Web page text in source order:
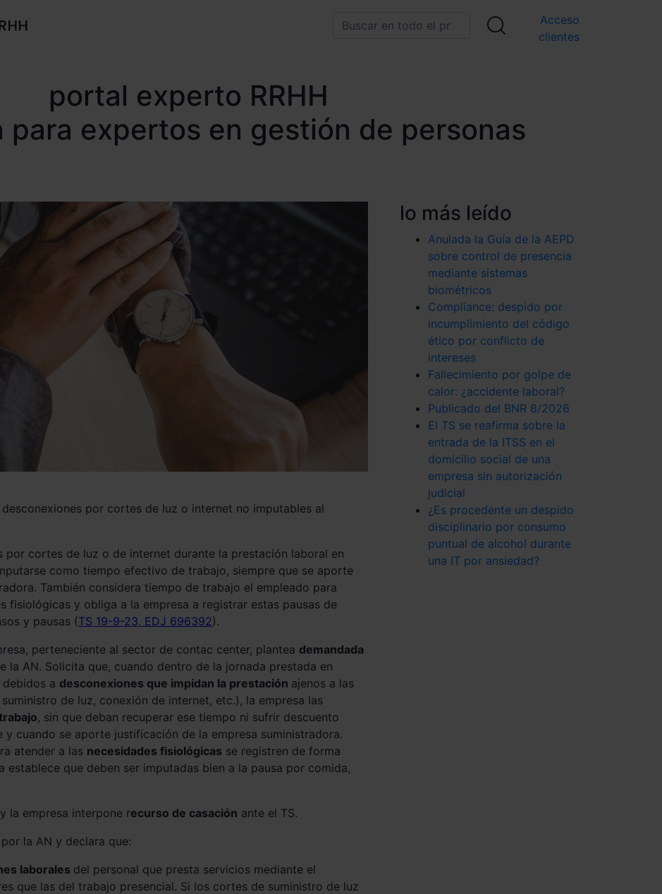
Acceso
clientes
portal experto RRHH
para expertos en gestión de personas
por cortes de luz o internet no imputables al
por cortes de luz o de internet durante la prestación laboral en
como tiempo efectivo de trabajo, siempre que se aporte
También considera tiempo de trabajo el empleado para
fisiológicas y obliga a la empresa a registrar estas pausas de
y pausas (TS 19-9-23, EDJ 696392).
perteneciente al sector de contac center, plantea demandada
la AN. Solicita que, cuando dentro de la jornada prestada en
a desconexiones que impidan la prestación ajenos a las
de luz, conexión de internet, etc.), la empresa las
, sin que deban recuperar ese tiempo ni sufrir descuento
y cuando se aporte justificación de la empresa suministradora.
atender a las necesidades fisiológicas se registren de forma
establece que deben ser imputadas bien a la pausa por comida,
la empresa interpone recurso de casación ante el TS.
la AN y declara que:
laborales del personal que presta servicios mediante el
que las del trabajo presencial. Si los cortes de suministro de luz
lo más leído
Anulada la Guía de la AEPD
sobre control de presencia
mediante sistemas
biométricos
Compliance: despido por
incumplimiento del código
ético por conflicto de
intereses
Fallecimiento por golpe de
calor: ¿accidente laboral?
Publicado del BNR 8/2026
El TS se reafirma sobre la
entrada de la ITSS en el
domicilio social de una
empresa sin autorización
judicial
¿Es procedente un despido
disciplinario por consumo
puntual de alcohol durante
una IT por ansiedad?